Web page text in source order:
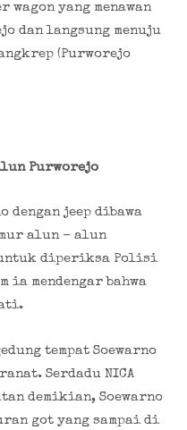
yang menawan
dan langsung menuju
(Purworejo
Purworejo
dengan jeep dibawa
alun – alun
untuk diperiksa Polisi
ia mendengar bahwa
tempat Soewarno
Serdadu NICA
demikian, Soewarno
got yang sampai di